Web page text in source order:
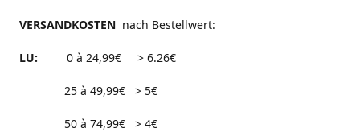
VERSANDKOSTEN nach Bestellwert:
LU: 0 à 24,99€ > 6.26€
25 à 49,99€ > 5€
50 à 74,99€ > 4€